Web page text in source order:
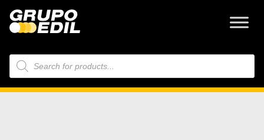
Búsqueda
de
productos